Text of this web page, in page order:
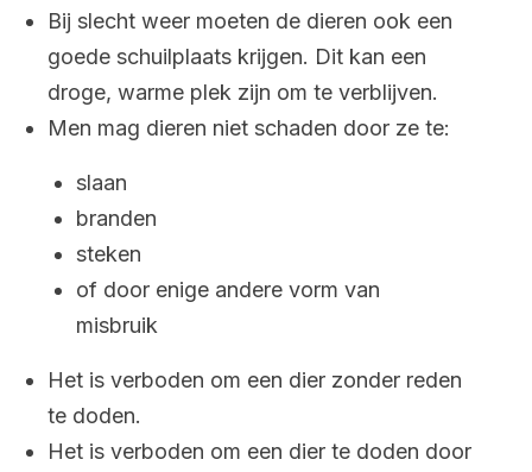
Bij slecht weer moeten de dieren ook een
goede schuilplaats krijgen. Dit kan een
droge, warme plek zijn om te verblijven.
Men mag dieren niet schaden door ze te:
slaan
branden
steken
of door enige andere vorm van
misbruik
Het is verboden om een dier zonder reden
te doden.
Het is verboden om een dier te doden door